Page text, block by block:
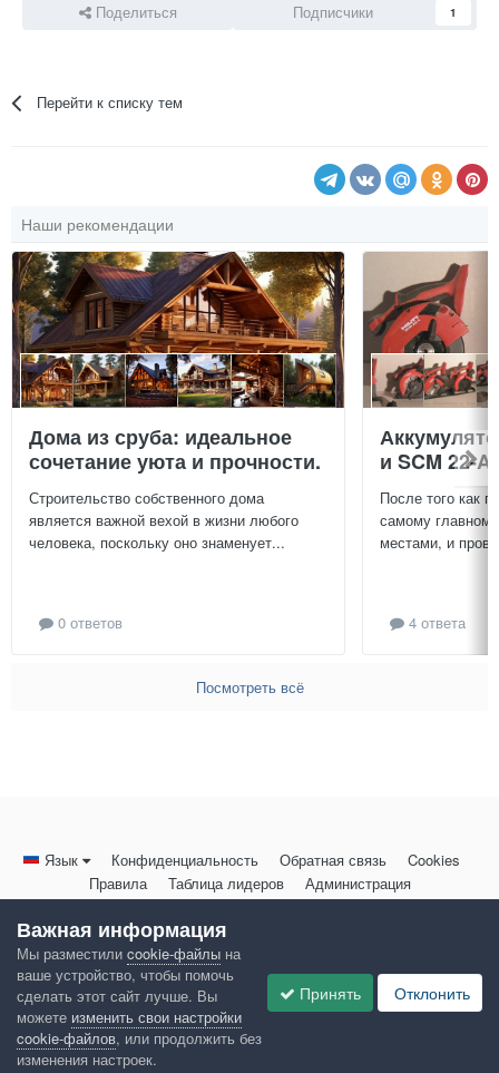
Поделиться Подписчики 1
Перейти к списку тем
Наши рекомендации
Дома из сруба: идеальное
сочетание уюта и прочности.
Строительство собственного дома
является важной вехой в жизни любого
человека, поскольку оно знаменует...
0 ответов
и SCM 22-A
После того как
самому
местами, и
4 ответа
Посмотреть всё
Язык Конфиденциальность Обратная связь
Cookies
Правила
Таблица лидеров Администрация
Powered by Invision Community
Важная информация
Мы разместили cookie-файлы на
ваше устройство, чтобы помочь
сделать этот сайт лучше. Вы
можете изменить свои настройки
cookie-файлов, или продолжить без
изменения настроек.
Принять Отклонить